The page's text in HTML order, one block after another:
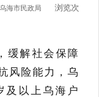
乌海市民政局
浏览次
缓解社会保障
风险能力，乌
及以上乌海户